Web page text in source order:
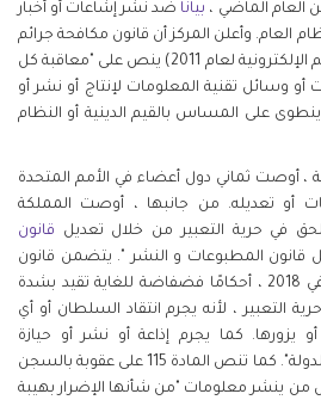
العام الماضي ، بيانًا ضد نشر إشاعات أو أخبار
العام. وأعلن المركز أن قانون مكافحة جرائم
تقنية المعلومات (قانون الجرائم الإلكترونية لعام 2011) ينص على "معاقبة كل
وسائل تقنية المعلومات لإنتاج أو نشر أو
على المساس بالقيم الدينية أو النظام
، أوصت ثماني دول أعضاء في الأمم المتحدة
أو تعديله. من جانبها ، أوصت المملكة
في حرية التعبير من خلال تعديل قانون
قانون المطبوعات و النشر ". يتضمن قانون
العقوبات ، بصيغته المعدلة في 2018 ، أحكامًا فضفاضة للغاية تقيد بشدة
التعبير ، لأنه يجرم انتقاد السلطان أو أي
يزورها. كما يجرم إذاعة أو نشر أو حيازة
المعلومات التي تعتبر "ضارة بالدولة". كما تنص المادة 115 على عقوبة بالسجن
من ينشر معلومات "من شأنها الإضرار بهيبة